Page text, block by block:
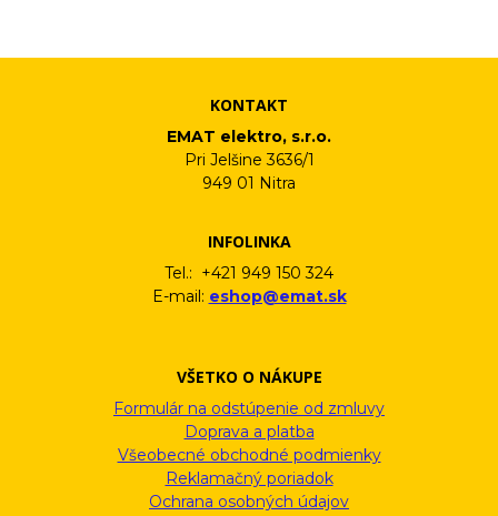
KONTAKT
EMAT elektro, s.r.o.
Pri Jelšine 3636/1
949 01 Nitra
INFOLINKA
Tel.: +421 949 150 324
E-mail: eshop@emat.sk
VŠETKO O NÁKUPE
Formulár na odstúpenie od zmluvy
Doprava a platba
Všeobecné obchodné podmienky
Reklamačný poriadok
Ochrana osobných údajov